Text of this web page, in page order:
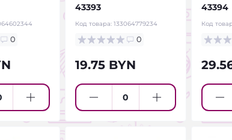
0
43393
Код товара: 133064779234
0
19.75 BYN
43394
Код